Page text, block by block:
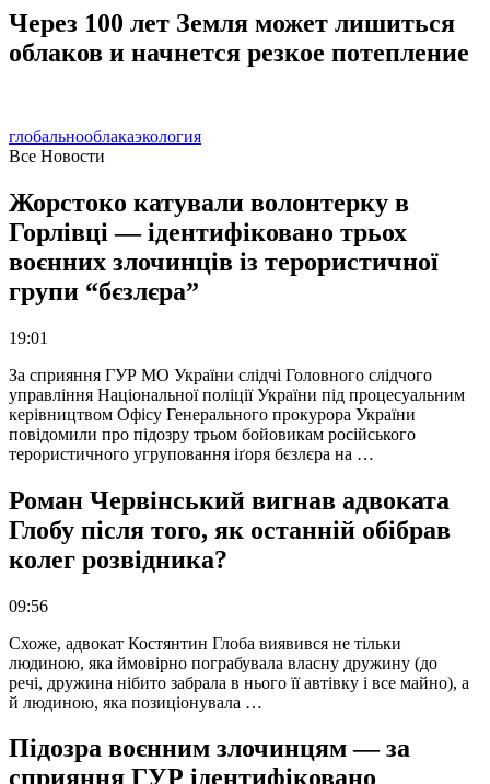
Через 100 лет Земля может лишиться
облаков и начнется резкое потепление
глобальнооблакаэкология
Все Новости
Жорстоко катували волонтерку в
Горлівці — ідентифіковано трьох
воєнних злочинців із терористичної
групи “бєзлєра”
19:01
За сприяння ГУР МО України слідчі Головного слідчого
управління Національної поліції України під процесуальним
керівництвом Офісу Генерального прокурора України
повідомили про підозру трьом бойовикам російського
терористичного угруповання іґоря бєзлєра на …
Роман Червінський вигнав адвоката
Глобу після того, як останній обібрав
колег розвідника?
09:56
Схоже, адвокат Костянтин Глоба виявився не тільки
людиною, яка ймовірно пограбувала власну дружину (до
речі, дружина нібито забрала в нього її автівку і все майно), а
й людиною, яка позиціонувала …
Підозра воєнним злочинцям — за
сприяння ГУР ідентифіковано